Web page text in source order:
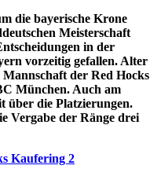
die bayerische Krone
Meisterschaft
in der
vorzeitig gefallen. Alter
der Red Hocks
München. Auch am
über die Platzierungen.
Vergabe der Ränge drei
Kaufering 2